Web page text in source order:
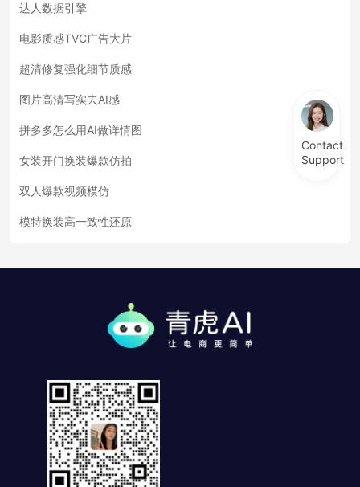
达人数据引擎
电影质感TVC广告大片
超清修复强化细节质感
图片高清写实去AI感
拼多多怎么用AI做详情图
女装开门换装爆款仿拍
双人爆款视频模仿
模特换装高一致性还原
Contact
Support